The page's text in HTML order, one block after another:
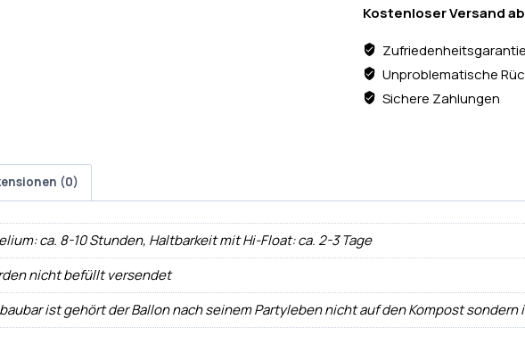
Kostenloser Versand
Zufriedenheitsgarantie
Unproblematische
Sichere Zahlungen
(0)
ca. 8-10 Stunden, Haltbarkeit mit Hi-Float: ca. 2-3 Tage
nicht befüllt versendet
ist gehört der Ballon nach seinem Partyleben nicht auf den Kompost